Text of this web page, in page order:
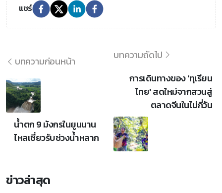
แชร์
บทความก่อนหน้า
น้ำตก 9 มังกรในยูนนาน
ไหลเชี่ยวรับช่วงน้ำหลาก
บทความถัดไป
การเดินทางของ 'ทุเรียน
ไทย' สดใหม่จากสวนสู่
ตลาดจีนในไม่กี่วัน
ข่าวล่าสุด